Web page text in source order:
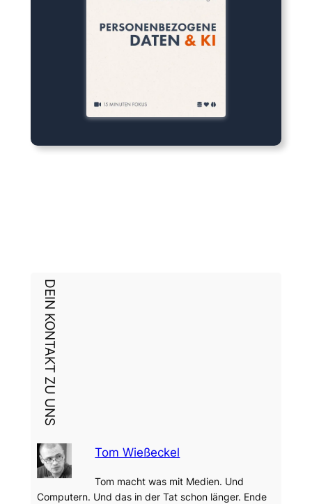
DEIN KONTAKT ZU UNS
Tom Wießeckel
Tom macht was mit Medien. Und
Computern. Und das in der Tat schon länger. Ende